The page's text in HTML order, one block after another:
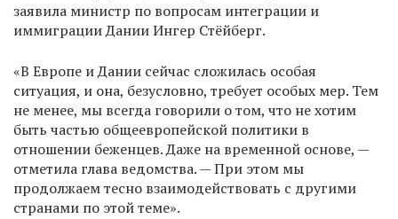
заявила министр по вопросам интеграции и
иммиграции Дании Ингер Стёйберг.
«В Европе и Дании сейчас сложилась особая
ситуация, и она, безусловно, требует особых мер. Тем
не менее, мы всегда говорили о том, что не хотим
быть частью общеевропейской политики в
отношении беженцев. Даже на временной основе, —
отметила глава ведомства. — При этом мы
продолжаем тесно взаимодействовать с другими
странами по этой теме».